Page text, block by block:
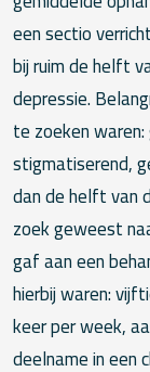
een sectio
bij ruim de helft
depressie.
te zoeken
stigmatiserend,
dan de helft van
zoek geweest
gaf aan een
hierbij waren:
keer per week,
deelname in een